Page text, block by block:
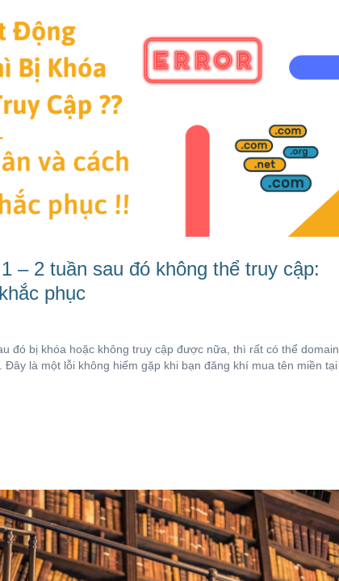
– 2 tuần sau đó không thể truy cập:
phục
đó bị khóa hoặc không truy cập được nữa, thì rất có thể domain
là một lỗi không hiếm gặp khi bạn đăng khí mua tên miền tại